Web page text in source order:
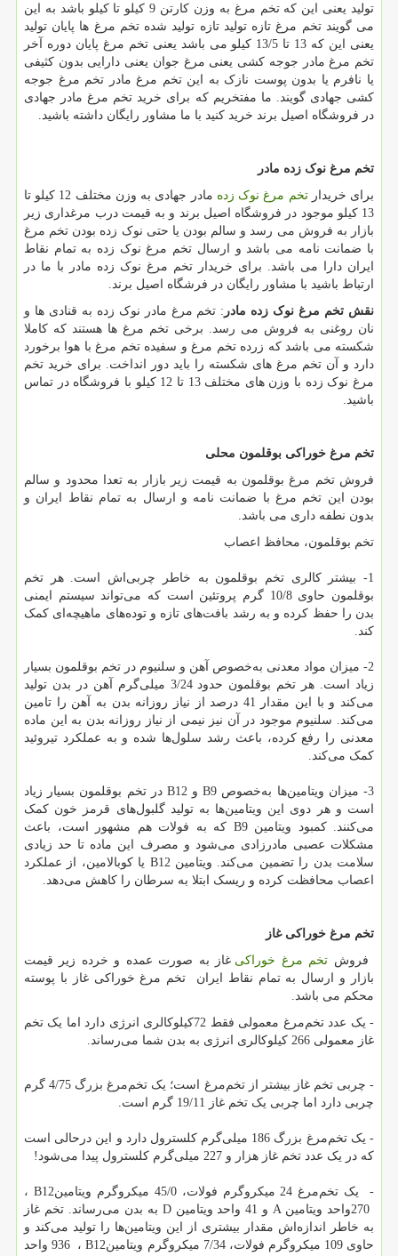
تولید یعنی این که تخم مرغ به وزن کارتن 9 کیلو تا کیلو باشد به این
می گویند تخم مرغ تازه تولید تازه تولید شده تخم مرغ ها پایان تولید
یعنی این که 13 تا 13/5 کیلو می باشد یعنی تخم مرغ پایان دوره آخر
تخم مرغ مادر جوجه کشی یعنی مرغ جوان یعنی دارایی بدون کثیفی
یا نافرم یا بدون پوست نازک به این تخم مرغ مادر تخم مرغ جوجه
کشی جهادی گویند. ما مفتخریم که برای خرید تخم مرغ مادر جهادی
در فروشگاه اصیل برند خرید کنید با ما مشاور رایگان داشته باشید.
تخم مرغ نوک زده مادر
برای خریدارتخم مرغ نوک زده
مادر جهادی به وزن مختلف 12 کیلو تا
13 کیلو موجود در فروشگاه اصیل برند و به قیمت درب مرغداری زیر
بازار به فروش می رسد و سالم بودن یا حتی نوک زده بودن تخم مرغ
با ضمانت نامه می باشد و ارسال تخم مرغ نوک زده به تمام نقاط
ایران دارا می باشد. برای خریدار تخم مرغ نوک زده مادر با ما در
ارتباط باشید با مشاور رایگان در فرشگاه اصیل برند.
نقش تخم مرغ نوک زده مادر : تخم مرغ مادر نوک زده به قنادی ها و
نان روغنی به فروش می رسد. برخی تخم مرغ ها هستند که کاملا
شکسته می باشد که زرده تخم مرغ و سفیده تخم مرغ با هوا برخورد
دارد و آن تخم مرغ های شکسته را باید دور انداخت. برای خرید تخم
مرغ نوک زده با وزن های مختلف 13 تا 12 کیلو با فروشگاه در تماس
باشید.
تخم مرغ خوراکی بوقلمون محلی
فروش تخم مرغ بوقلمون به قیمت زیر بازار به تعدا محدود و سالم
بودن این تخم مرغ با ضمانت نامه و ارسال به تمام نقاط ایران و
بدون نطفه داری می باشد.
تخم بوقلمون، محافظ اعصاب
1- بیشتر کالری تخم بوقلمون به خاطر چربی‌اش است. هر تخم
بوقلمون حاوی 10/8 گرم پروتئین است که می‌تواند سیستم ایمنی
بدن را حفظ کرده و به رشد بافت‌های تازه و توده‌های ماهیچه‌ای کمک
کند.
2- میزان مواد معدنی به‌خصوص آهن و سلنیوم در تخم بوقلمون بسیار
زیاد است. هر تخم بوقلمون حدود 3/24 میلی‌گرم آهن در بدن تولید
می‌کند و با این مقدار 41 درصد از نیاز روزانه بدن به آهن را تامین
می‌کند. سلنیوم موجود در آن نیز نیمی از نیاز روزانه بدن به این ماده
معدنی را رفع کرده، باعث رشد سلول‌ها شده و به عملکرد تیروئید
کمک می‌کند
3- میزان ویتامین‌ها به‌خصوص B9 و B12در تخم بوقلمون بسیار زیاد
است و هر دوی این ویتامین‌ها به تولید گلبول‌های قرمز خون کمک
می‌کنند. کمبود ویتامین B9 که به فولات هم مشهور است، باعث
مشکلات عصبی مادرزادی می‌شود و مصرف این ماده تا حد زیادی
سلامت بدن را تضمین می‌کند. ویتامین B12 یا کوبالامین، از عملکرد
اعصاب محافظت کرده و ریسک ابتلا به سرطان را کاهش می‌دهد.
تخم مرغ خوراکی غاز
فروش تخم مرغ خوراکی غاز به صورت عمده و خرده زیر قیمت
بازار و ارسال به تمام نقاط ایران تخم مرغ خوراکی غاز با پوسته
محکم می باشد.
- یک عدد تخم‌مرغ معمولی فقط 72کیلوکالری انرژی دارد اما یک تخم
غاز معمولی 266 کیلوکالری انرژی به بدن شما می‌رساند.
- چربی تخم غاز بیشتر از تخم‌مرغ است؛ یک تخم‌مرغ بزرگ 4/75 گرم
چربی دارد اما چربی یک تخم غاز 19/11 گرم است.
- یک تخم‌مرغ بزرگ 186 میلی‌گرم کلسترول دارد و این درحالی است
که در یک عدد تخم غاز هزار و 227 میلی‌گرم کلسترول پیدا می‌شود
!
- یک تخم‌مرغ 24 میکروگرم فولات، 45/0 میکروگرم ویتامین B12 ،
270واحد ویتامین A و 41 واحد ویتامین D به بدن می‌رساند. تخم غاز
به خاطر اندازه‌اش مقدار بیشتری از این ویتامین‌ها را تولید می‌کند و
حاوی 109 میکروگرم فولات، 7/34 میکروگرم ویتامین
B12 ، 936واحد